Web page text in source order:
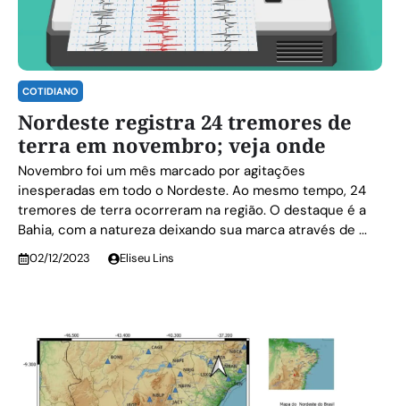
COTIDIANO
Nordeste registra 24 tremores de
terra em novembro; veja onde
Novembro foi um mês marcado por agitações
inesperadas em todo o Nordeste. Ao mesmo tempo, 24
tremores de terra ocorreram na região. O destaque é a
Bahia, com a natureza deixando sua marca através de ...
02/12/2023 Eliseu Lins